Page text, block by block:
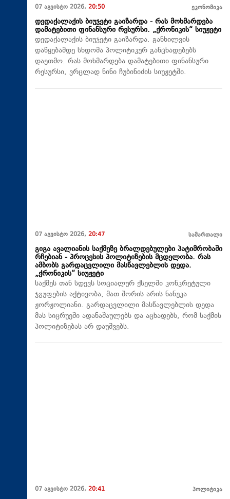
07 აგვისტო 2026, 20:50 ეკონომიკა
დედაქალაქის ბიუჯეტი გაიზარდა - რას მოხმარდება
დამატებითი ფინანსური რესურსი. „ქრონიკის“ სიუჟეტი
დედაქალაქის ბიუჯეტი გაიზარდა. განხილვის
დაწყებამდე სხდომა პოლიტიკურ განცხადებებს
დაეთმო. რას მოხმარდება დამატებითი ფინანსური
რესურსი, ვრცლად ნინი ჩუბინიძის სიუჟეტში.
07 აგვისტო 2026, 20:47 სამართალი
გიგა ავალიანის საქმეზე ბრალდებულები პატიმრობაში
რჩებიან - პროცესის პოლიტიზების მცდელობა. რას
ამბობს გარდაცვლილი მასწავლებლის დედა.
„ქრონიკის“ სიუჟეტი
საქმეს თან სდევს სოციალურ ქსელში კონკრეტული
ჯგუფების აქტივობა, მათ შორის არის ნანუკა
ჟორჟოლიანი. გარდაცვლილი მასწავლებლის დედა
მას სიცრუეში ადანაშაულებს და აცხადებს, რომ საქმის
პოლიტიზებას არ დაუშვებს.
07 აგვისტო 2026, 20:41 პოლიტიკა